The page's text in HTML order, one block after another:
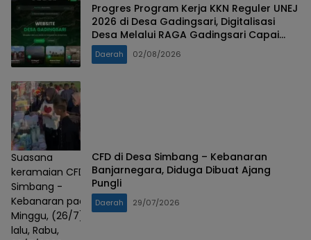
Progres Program Kerja KKN Reguler UNEJ
2026 di Desa Gadingsari, Digitalisasi
Desa Melalui RAGA Gadingsari Capai
98% Penyelesaian
Daerah 02/08/2026
Suasana
keramaian CFD
Simbang -
Kebanaran pada
Minggu, (26/7)
lalu, Rabu,
CFD di Desa Simbang – Kebanaran
Banjarnegara, Diduga Dibuat Ajang
Pungli
Daerah 29/07/2026